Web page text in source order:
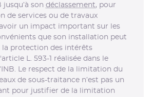
jusqu’à son déclassement, pour
de services ou de travaux
un impact important sur les
que son installation peut
la protection des intérêts
L. 593-1 réalisée dans le
Le respect de la limitation du
de sous-traitance n’est pas un
pour justifier de la limitation